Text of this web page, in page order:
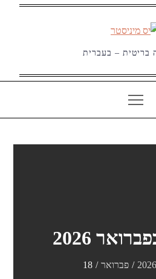
בריטית – בעברית
2026 פברואר 18